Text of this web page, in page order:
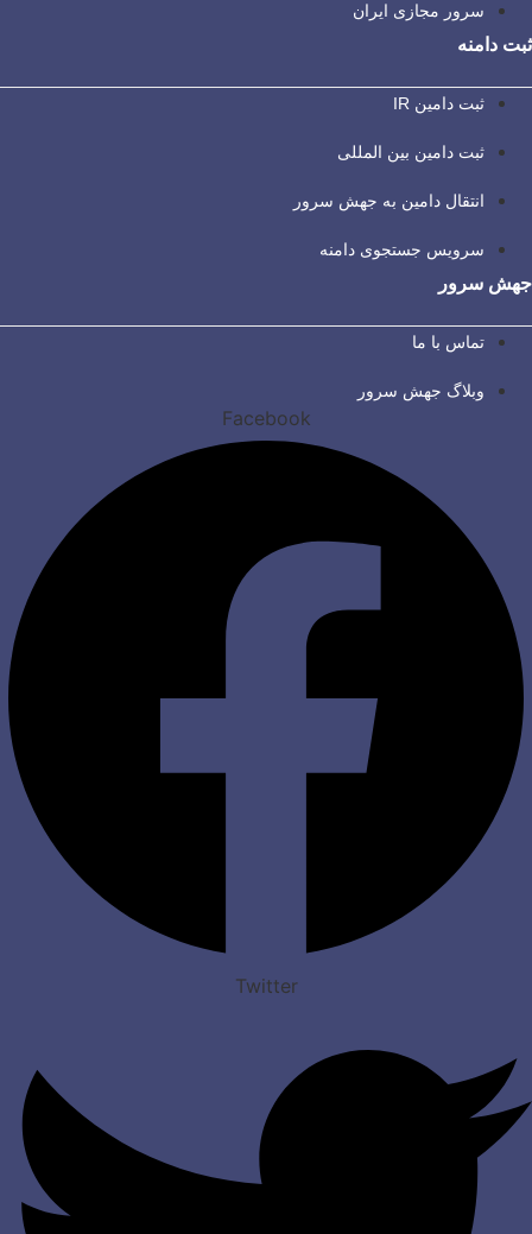
سرور مجازی ایران
ثبت دامنه
ثبت دامین IR
ثبت دامین بین المللی
انتقال دامین به جهش سرور
سرویس جستجوی دامنه
جهش سرور
تماس با ما
وبلاگ جهش سرور
Facebook
Twitter